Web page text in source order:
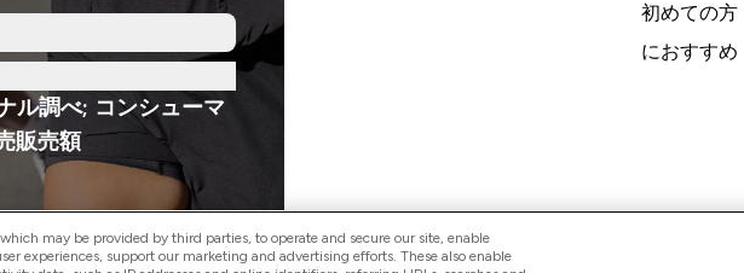
ル調べ; コンシューマ
販売額
初めての方
におすすめ
may be provided by third parties, to operate and secure our site, enable
experiences, support our marketing and advertising efforts. These also enable